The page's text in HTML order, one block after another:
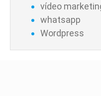
vídeo
whatsapp
Wordpress